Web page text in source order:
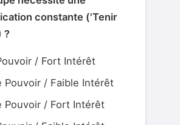
constante ('Tenir
?
/ Fort Intérêt
Pouvoir / Faible Intérêt
Pouvoir / Fort Intérêt